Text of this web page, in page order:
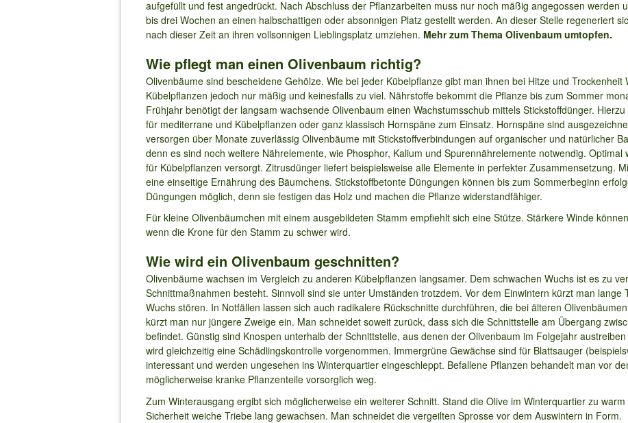
aufgefüllt und fest angedrückt. Nach Abschluss der Pflanzarbeiten muss nur noch mäßig angegossen werden
bis drei Wochen an einen halbschattigen oder absonnigen Platz gestellt werden. An dieser Stelle regeneriert
nach dieser Zeit an ihren vollsonnigen Lieblingsplatz umziehen. Mehr zum Thema Olivenbaum umtopfen.
Wie pflegt man einen Olivenbaum richtig?
Olivenbäume sind bescheidene Gehölze. Wie bei jeder Kübelpflanze gibt man ihnen bei Hitze und Trockenheit
Kübelpflanzen jedoch nur mäßig und keinesfalls zu viel. Nährstoffe bekommt die Pflanze bis zum Sommer
Frühjahr benötigt der langsam wachsende Olivenbaum einen Wachstumsschub mittels Stickstoffdünger.
für mediterrane und Kübelpflanzen oder ganz klassisch Hornspäne zum Einsatz. Hornspäne sind
versorgen über Monate zuverlässig Olivenbäume mit Stickstoffverbindungen auf organischer und natürlicher
denn es sind noch weitere Nährelemente, wie Phosphor, Kalium und Spurennährelemente notwendig. Optimal
für Kübelpflanzen versorgt. Zitrusdünger liefert beispielsweise alle Elemente in perfekter Zusammensetzung.
eine einseitige Ernährung des Bäumchens. Stickstoffbetonte Düngungen können bis zum Sommerbeginn
Düngungen möglich, denn sie festigen das Holz und machen die Pflanze widerstandfähiger.
Für kleine Olivenbäumchen mit einem ausgebildeten Stamm empfiehlt sich eine Stütze. Stärkere Winde
wenn die Krone für den Stamm zu schwer wird.
Wie wird ein Olivenbaum geschnitten?
Olivenbäume wachsen im Vergleich zu anderen Kübelpflanzen langsamer. Dem schwachen Wuchs ist es zu
Schnittmaßnahmen besteht. Sinnvoll sind sie unter Umständen trotzdem. Vor dem Einwintern kürzt man lange
Wuchs stören. In Notfällen lassen sich auch radikalere Rückschnitte durchführen, die bei älteren
kürzt man nur jüngere Zweige ein. Man schneidet soweit zurück, dass sich die Schnittstelle am Übergang
befindet. Günstig sind Knospen unterhalb der Schnittstelle, aus denen der Olivenbaum im Folgejahr
wird gleichzeitig eine Schädlingskontrolle vorgenommen. Immergrüne Gewächse sind für Blattsauger
interessant und werden ungesehen ins Winterquartier eingeschleppt. Befallene Pflanzen behandelt man vor
möglicherweise kranke Pflanzenteile vorsorglich weg.
Zum Winterausgang ergibt sich möglicherweise ein weiterer Schnitt. Stand die Olive im Winterquartier zu
Sicherheit weiche Triebe lang gewachsen. Man schneidet die vergeilten Sprosse vor dem Auswintern in Form.